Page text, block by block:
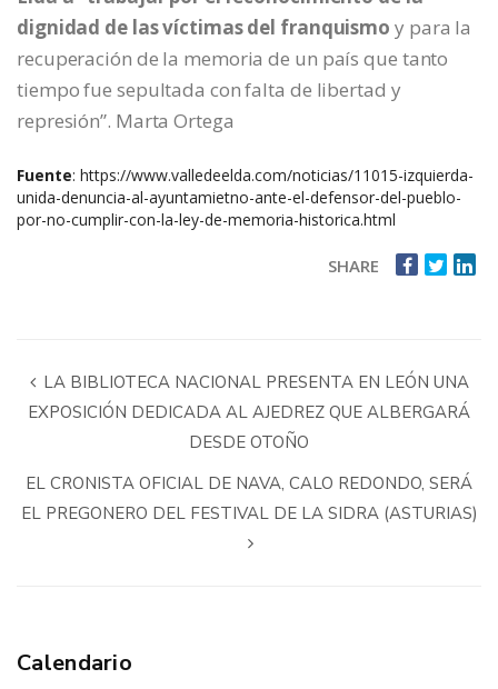
dignidad de las víctimas del franquismo y para la
recuperación de la memoria de un país que tanto
tiempo fue sepultada con falta de libertad y
represión”. Marta Ortega
Fuente: https://www.valledeelda.com/noticias/11015-izquierda-
unida-denuncia-al-ayuntamietno-ante-el-defensor-del-pueblo-
por-no-cumplir-con-la-ley-de-memoria-historica.html
SHARE
LA BIBLIOTECA NACIONAL PRESENTA EN LEÓN UNA
EXPOSICIÓN DEDICADA AL AJEDREZ QUE ALBERGARÁ
DESDE OTOÑO
EL CRONISTA OFICIAL DE NAVA, CALO REDONDO, SERÁ
EL PREGONERO DEL FESTIVAL DE LA SIDRA (ASTURIAS)
Calendario